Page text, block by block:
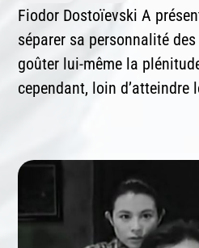
Fiodor Dostoïevski A
séparer sa personnalité
goûter lui-même la
cependant, loin d’atteindre